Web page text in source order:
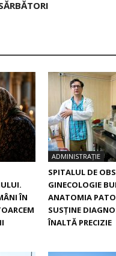
ÎN
ADMINISTRAȚIE
SPITALUL DE
GINECOLOGIE
ANATOMIA
SUSŢINE
ÎNALTĂ PRECIZIE